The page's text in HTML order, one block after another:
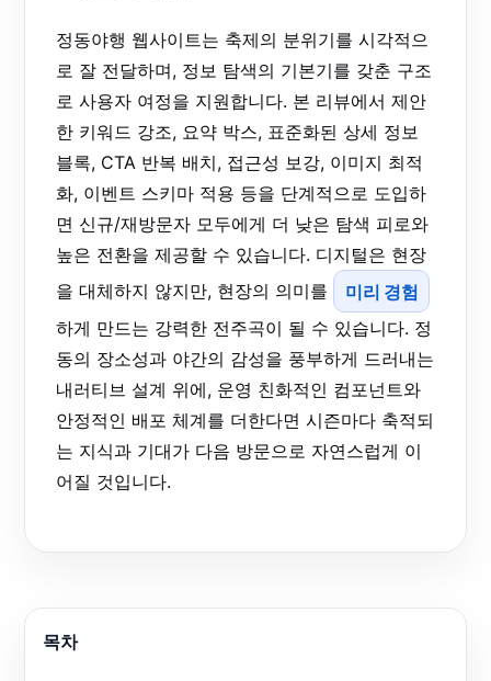
정동야행 웹사이트는 축제의 분위기를 시각적으
로 잘 전달하며, 정보 탐색의 기본기를 갖춘 구조
로 사용자 여정을 지원합니다. 본 리뷰에서 제안
한 키워드 강조, 요약 박스, 표준화된 상세 정보
블록, CTA 반복 배치, 접근성 보강, 이미지 최적
화, 이벤트 스키마 적용 등을 단계적으로 도입하
면 신규/재방문자 모두에게 더 낮은 탐색 피로와
높은 전환을 제공할 수 있습니다. 디지털은 현장
을 대체하지 않지만, 현장의 의미를
미리 경험
하게 만드는 강력한 전주곡이 될 수 있습니다. 정
동의 장소성과 야간의 감성을 풍부하게 드러내는
내러티브 설계 위에, 운영 친화적인 컴포넌트와
안정적인 배포 체계를 더한다면 시즌마다 축적되
는 지식과 기대가 다음 방문으로 자연스럽게 이
어질 것입니다.
목차